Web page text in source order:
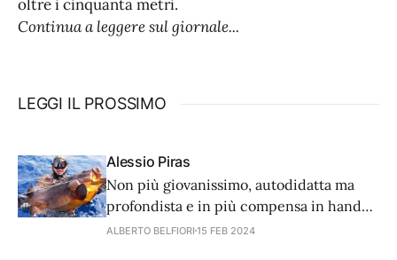
oltre i cinquanta metri.
Continua a leggere sul giornale...
LEGGI IL PROSSIMO
Alessio Piras
Non più giovanissimo, autodidatta ma
profondista e in più compensa in hand
free. Eccovi alcune pillole del trascorso
ALBERTO BELFIORI 15 FEB 2024